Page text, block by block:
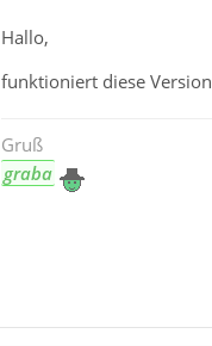
Hallo,
funktioniert diese Version
Gruß
graba